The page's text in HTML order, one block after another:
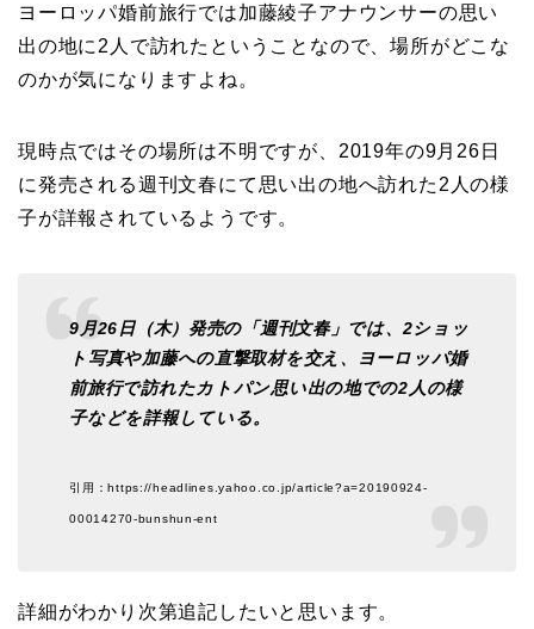
ヨーロッパ婚前旅行では加藤綾子アナウンサーの思い
出の地に2人で訪れたということなので、場所がどこな
のかが気になりますよね。
現時点ではその場所は不明ですが、2019年の9月26日
に発売される週刊文春にて思い出の地へ訪れた2人の様
子が詳報されているようです。
9月26日（木）発売の「週刊文春」では、2ショッ
ト写真や加藤への直撃取材を交え、ヨーロッパ婚
前旅行で訪れたカトパン思い出の地での2人の様
子などを詳報している。
引用：https://headlines.yahoo.co.jp/article?a=20190924-
00014270-bunshun-ent
詳細がわかり次第追記したいと思います。